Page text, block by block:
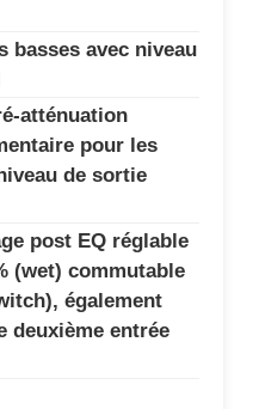
basses avec niveau
atténuation
pour les
de sortie
post EQ réglable
(wet) commutable
également
deuxième entrée